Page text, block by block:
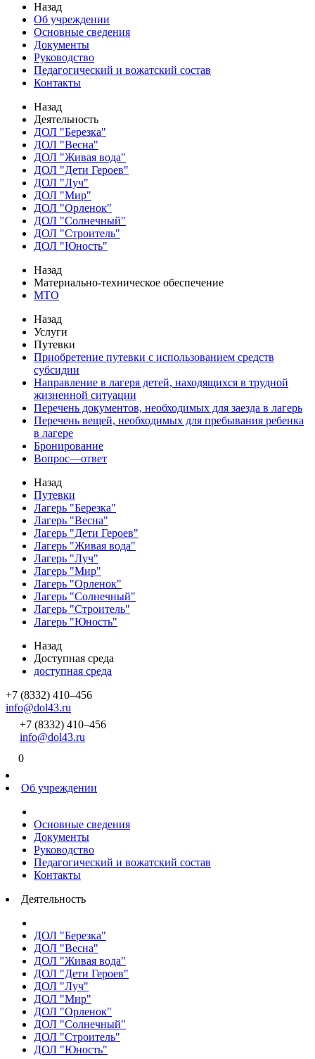
Назад
Об учреждении
Основные сведения
Документы
Руководство
Педагогический и вожатский состав
Контакты
Назад
Деятельность
ДОЛ "Березка"
ДОЛ "Весна"
ДОЛ "Живая вода"
ДОЛ "Дети Героев"
ДОЛ "Луч"
ДОЛ "Мир"
ДОЛ "Орленок"
ДОЛ "Солнечный"
ДОЛ "Строитель"
ДОЛ "Юность"
Назад
Материально-техническое обеспечение
МТО
Назад
Услуги
Путевки
Приобретение путевки с использованием средств
субсидии
Направление в лагеря детей, находящихся в трудной
жизненной ситуации
Перечень документов, необходимых для заезда в лагерь
Перечень вещей, необходимых для пребывания ребенка
в лагере
Бронирование
Вопрос—ответ
Назад
Путевки
Лагерь "Березка"
Лагерь "Весна"
Лагерь "Дети Героев"
Лагерь "Живая вода"
Лагерь "Луч"
Лагерь "Мир"
Лагерь "Орленок"
Лагерь "Солнечный"
Лагерь "Строитель"
Лагерь "Юность"
Назад
Доступная среда
доступная среда
+7 (8332) 410–456
info@dol43.ru
+7 (8332) 410–456
info@dol43.ru
0
Об учреждении
Основные сведения
Документы
Руководство
Педагогический и вожатский состав
Контакты
Деятельность
ДОЛ "Березка"
ДОЛ "Весна"
ДОЛ "Живая вода"
ДОЛ "Дети Героев"
ДОЛ "Луч"
ДОЛ "Мир"
ДОЛ "Орленок"
ДОЛ "Солнечный"
ДОЛ "Строитель"
ДОЛ "Юность"